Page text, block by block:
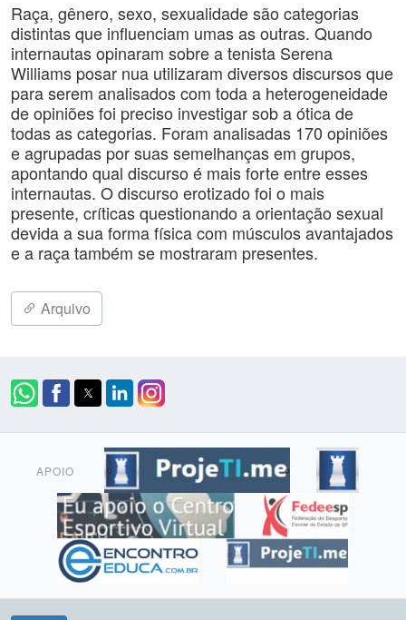
Raça, gênero, sexo, sexualidade são categorias
distintas que influenciam umas as outras. Quando
internautas opinaram sobre a tenista Serena
Williams posar nua utilizaram diversos discursos que
para serem analisados com toda a heterogeneidade
de opiniões foi preciso investigar sob a ótica de
todas as categorias. Foram analisadas 170 opiniões
e agrupadas por suas semelhanças em grupos,
apontando qual discurso é mais forte entre esses
internautas. O discurso erotizado foi o mais
presente, críticas questionando a orientação sexual
devida a sua forma física com músculos avantajados
e a raça também se mostraram presentes.
Arquivo
APOIO